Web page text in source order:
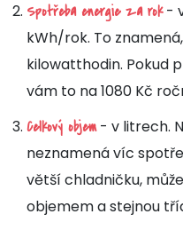
Spotřeba energie za rok-
kWh/rok. To
kilowatthodin. Pokud
vám to na 1080 Kč
Celkový objem- v litrech.
neznamená víc
větší chladničku,
objemem a stejnou